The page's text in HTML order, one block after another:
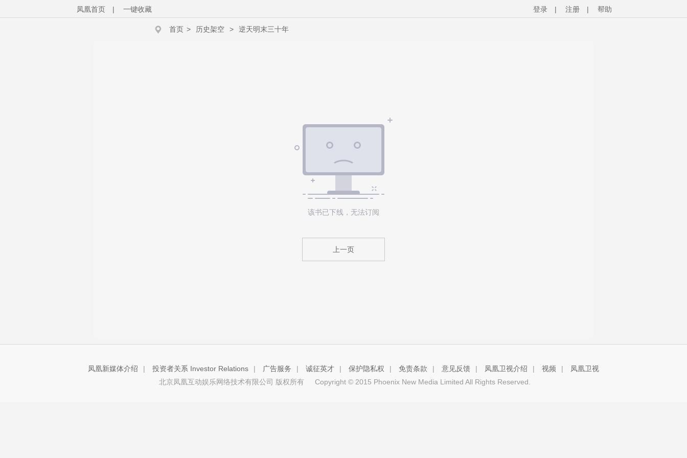
登录 | 注册 | 帮助
凤凰首页 | 一键收藏
首页 > 历史架空 > 逆天明末三十年
该书已下线，无法订阅
上一页
凤凰新媒体介绍 | 投资者关系 Investor Relations | 广告服务 | 诚征英才 | 保护隐私权 | 免责条款 | 意见反馈 | 凤凰卫视介绍 | 视频 |
凤凰卫视
北京凤凰互动娱乐网络技术有限公司 版权所有
Copyright © 2015 Phoenix New Media Limited All Rights Reserved.